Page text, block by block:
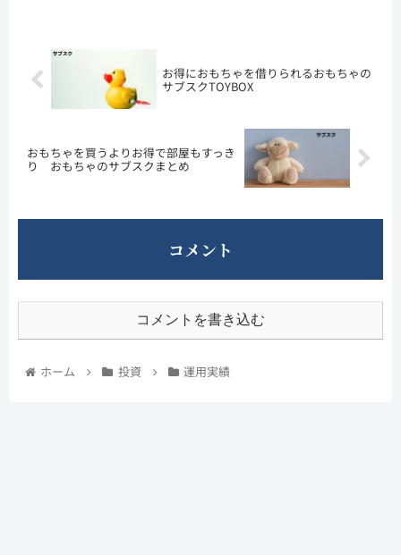
お得におもちゃを借りられるおもちゃの
サブスクTOYBOX
おもちゃを買うよりお得で部屋もすっき
り おもちゃのサブスクまとめ
コメント
コメントを書き込む
ホーム 投資 運用実績